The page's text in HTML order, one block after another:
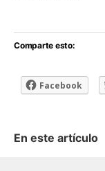
Comparte esto:
Facebook
En este artículo